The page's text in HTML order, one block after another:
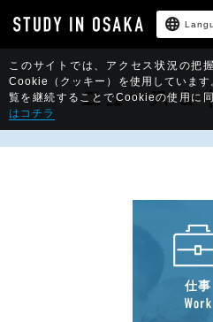
このサイトでは、アクセス状況の把
Cookie（クッキー）を使用しています
覧を継続することでCookieの使用に
はコチラ
ニュース &
仕事